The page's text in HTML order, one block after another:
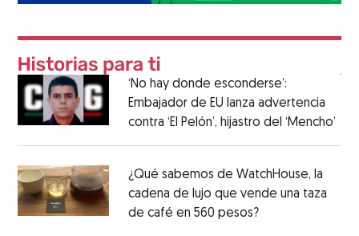
‘No hay donde esconderse’:
Embajador de EU lanza advertencia
contra ‘El Pelón’, hijastro del ‘Mencho’
¿Qué sabemos de WatchHouse, la
cadena de lujo que vende una taza
de café en 560 pesos?